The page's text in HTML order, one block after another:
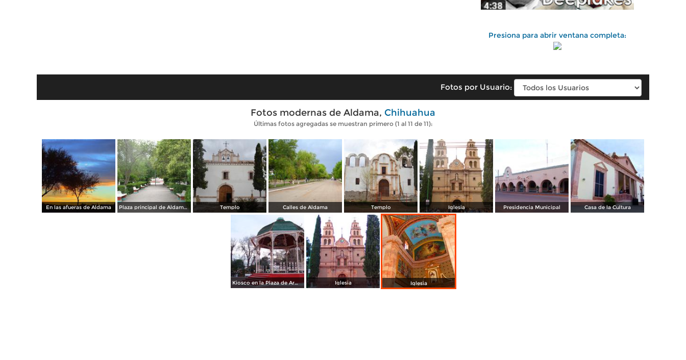
Presiona para abrir ventana completa:
Fotos por Usuario:
Fotos modernas de Aldama, Chihuahua
Últimas fotos agregadas se muestran primero (1 al 11 de 11):
En las afueras de Aldama Plaza principal de Aldama Chihuahua Templo Calles de Aldama Templo Iglesia Presidencia Municipal Casa de la Cultura
Kiosco en la Plaza de Armas Iglesia Iglesia